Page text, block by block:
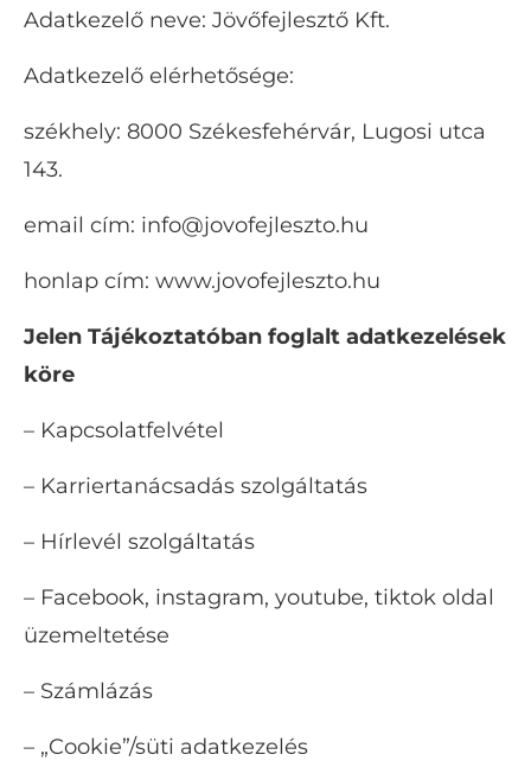
Adatkezelő neve: Jövőfejlesztő Kft.
Adatkezelő elérhetősége:
székhely: 8000 Székesfehérvár, Lugosi utca
143.
email cím: info@jovofejleszto.hu
honlap cím: www.jovofejleszto.hu
Jelen Tájékoztatóban foglalt adatkezelések
köre
– Kapcsolatfelvétel
– Karriertanácsadás szolgáltatás
– Hírlevél szolgáltatás
– Facebook, instagram, youtube, tiktok oldal
üzemeltetése
– Számlázás
– „Cookie”/süti adatkezelés